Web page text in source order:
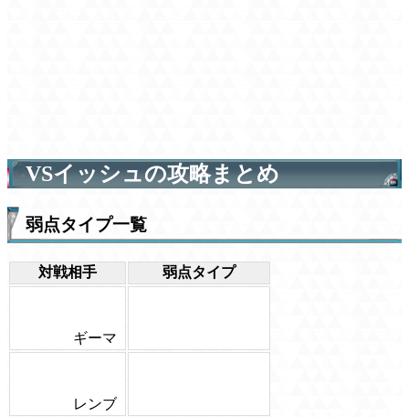
VSイッシュの攻略まとめ
弱点タイプ一覧
対戦相手 弱点タイプ
ギーマ
レンブ